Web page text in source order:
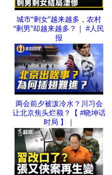
城市“剩女”越来越多，农村
“剩男”却越来越多？｜ #人民
报
两会前夕被泼冷水？川习会
让北京焦头烂额？【 #晓坤话
时局 】｜